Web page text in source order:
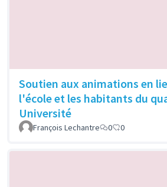
Soutien aux animations en
l'école et les habitants du
Université
François Lechantre 0 0